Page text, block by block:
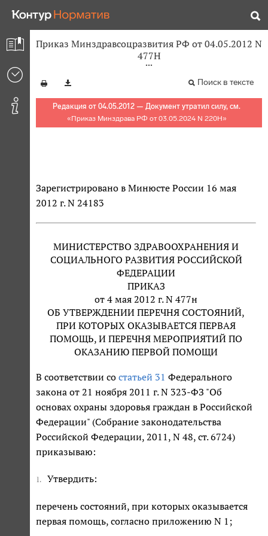
Приказ Минздравсоцразвития РФ от 04.05.2012 N
477Н
Поиск в тексте
Редакция от 04.05.2012 — Документ утратил силу, см.
«Приказ Минздрава РФ от 03.05.2024 N 220Н»
Зарегистрировано в Минюсте России 16 мая
2012 г. N 24183
МИНИСТЕРСТВО ЗДРАВООХРАНЕНИЯ И
СОЦИАЛЬНОГО РАЗВИТИЯ РОССИЙСКОЙ
ФЕДЕРАЦИИ
ПРИКАЗ
от 4 мая 2012 г. N 477н
ОБ УТВЕРЖДЕНИИ ПЕРЕЧНЯ СОСТОЯНИЙ,
ПРИ КОТОРЫХ ОКАЗЫВАЕТСЯ ПЕРВАЯ
ПОМОЩЬ, И ПЕРЕЧНЯ МЕРОПРИЯТИЙ ПО
ОКАЗАНИЮ ПЕРВОЙ ПОМОЩИ
В соответствии со статьей 31 Федерального
закона от 21 ноября 2011 г. N 323-ФЗ "Об
основах охраны здоровья граждан в Российской
Федерации" (Собрание законодательства
Российской Федерации, 2011, N 48, ст. 6724)
приказываю:
1. Утвердить:
перечень состояний, при которых оказывается
первая помощь, согласно приложению N 1;